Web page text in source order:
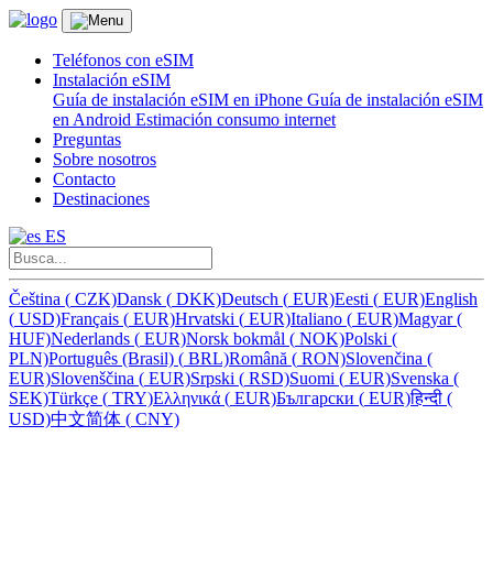
Teléfonos con eSIM
Instalación eSIM
Guía de instalación eSIM en iPhone Guía de instalación eSIM
en Android Estimación consumo internet
Preguntas
Sobre nosotros
Contacto
Destinaciones
ES
Čeština ( CZK)Dansk ( DKK)Deutsch ( EUR)Eesti ( EUR)English
( USD)Français ( EUR)Hrvatski ( EUR)Italiano ( EUR)Magyar(
HUF)Nederlands ( EUR)Norsk bokmål ( NOK)Polski (
PLN)Português (Brasil) ( BRL)Română ( RON)Slovenčina (
EUR)Slovenščina ( EUR)Srpski ( RSD)Suomi ( EUR)Svenska (
SEK)Türkçe ( TRY)Ελληνικά ( EUR)Български ( EUR)हिन्दी (
USD)中文简体 ( CNY)